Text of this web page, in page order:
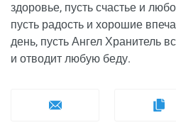
здоровье, пусть счастье и
пусть радость и хорошие
день, пусть Ангел Хранитель
и отводит любую беду.